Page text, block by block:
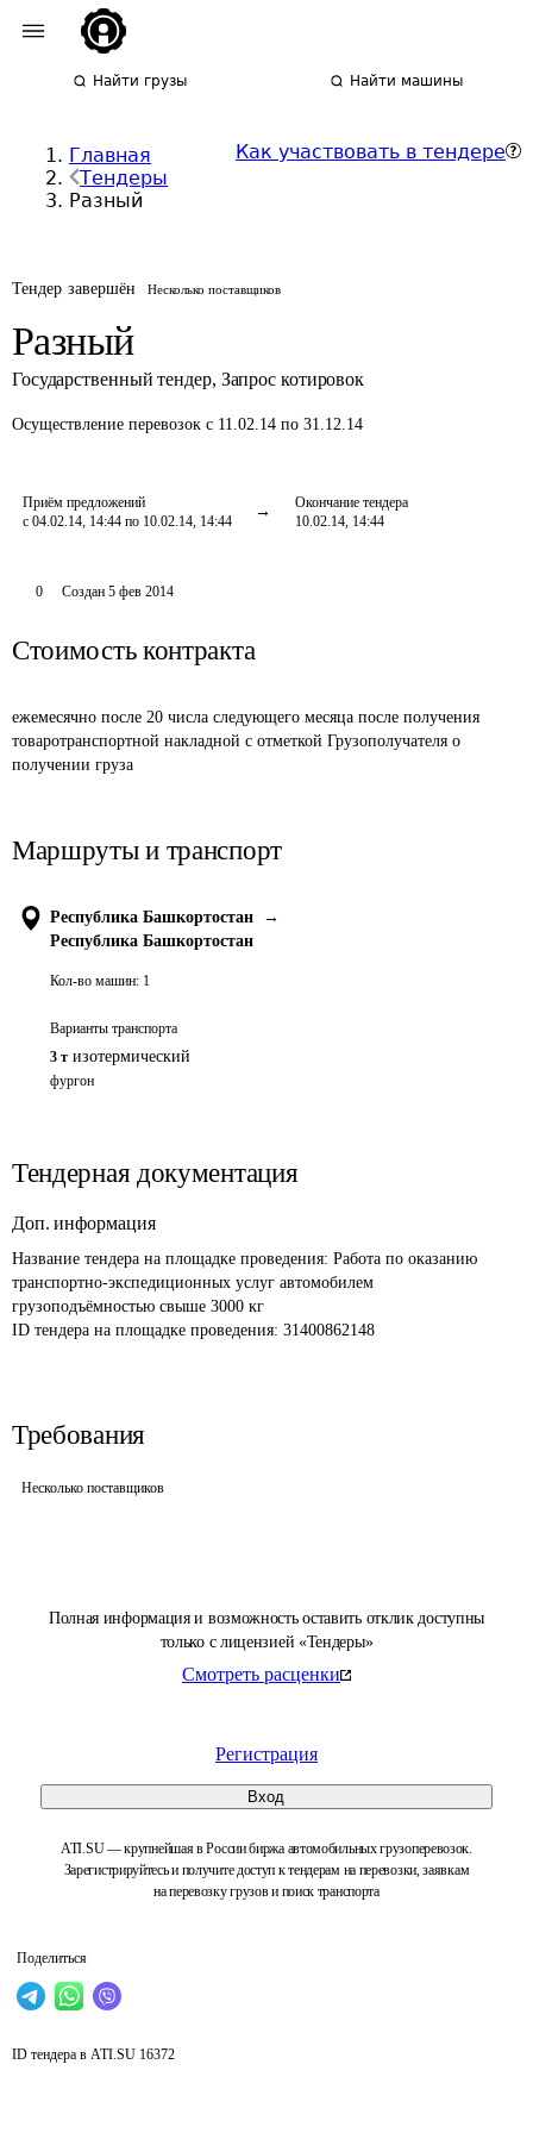
Найти грузы Найти машины
Главная
Тендеры
Разный
Как участвовать в тендере
Тендер завершён Несколько поставщиков
Разный
Государственный тендер, Запрос котировок
Осуществление перевозок с 11.02.14 по 31.12.14
Приём предложений
с 04.02.14, 14:44 по 10.02.14, 14:44
Окончание тендера
10.02.14, 14:44
Полная информация и возможность оставить отклик доступны
только с лицензией «Тендеры»
Смотреть расценки
Регистрация
Вход
ATI.SU — крупнейшая в России биржа автомобильных грузоперевозок.
Зарегистрируйтесь и получите доступ к тендерам на перевозки, заявкам
на перевозку грузов и поиск транспорта
Поделиться
0 Создан 5 фев 2014
Стоимость контракта
ежемесячно после 20 числа следующего месяца после получения
товаротранспортной накладной с отметкой Грузополучателя о
получении груза
Маршруты и транспорт
Республика Башкортостан
→
Республика Башкортостан
Кол-во машин: 1
Варианты транспорта
3 т изотермический
фургон
Тендерная документация
Доп. информация
Название тендера на площадке проведения: Работа по оказанию
транспортно-экспедиционных услуг автомобилем
грузоподъёмностью свыше 3000 кг
ID тендера на площадке проведения: 31400862148
Требования
Несколько поставщиков
ID тендера в ATI.SU 16372